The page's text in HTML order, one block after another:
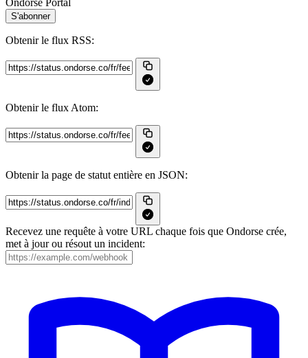
Ondorse Portal
S'abonner
Obtenir le flux RSS:
Obtenir le flux Atom:
Obtenir la page de statut entière en JSON:
Recevez une requête à votre URL chaque fois que Ondorse crée,
met à jour ou résout un incident: